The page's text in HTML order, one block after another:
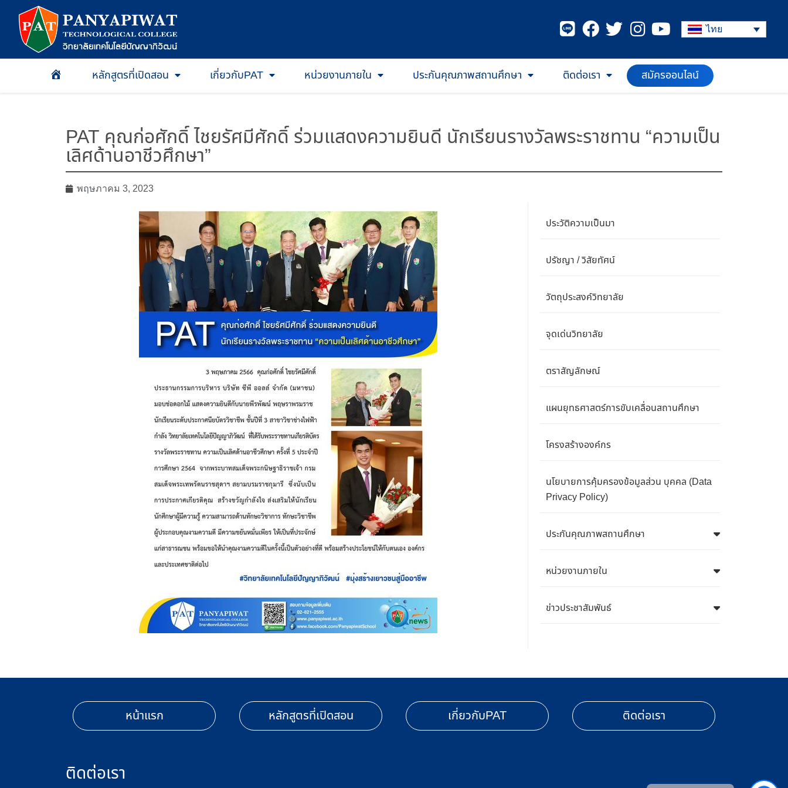
ไทย
หน้าเเรก
หลักสูตรที่เปิดสอน เกี่ยวกับPAT หน่วยงานภายใน ประกันคุณภาพสถานศึกษา ติดต่อเรา สมัครออนไลน์
PAT คุณก่อศักดิ์ ไชยรัศมีศักดิ์ ร่วมแสดงความยินดี นักเรียนรางวัลพระราชทาน “ความเป็น
เลิศด้านอาชีวศึกษา”
พฤษภาคม 3, 2023
ประวัติความเป็นมา
ปรัชญา / วิสัยทัศน์
วัตถุประสงค์วิทยาลัย
จุดเด่นวิทยาลัย
ตราสัญลักษณ์
แผนยุทธศาสตร์การขับเคลื่อนสถานศึกษา
โครงสร้างองค์กร
นโยบายการคุ้มครองข้อมูลส่วน บุคคล (Data
Privacy Policy)
ประกันคุณภาพสถานศึกษา
หน่วยงานภายใน
ข่าวประชาสัมพันธ์
หน้าแรก หลักสูตรที่เปิดสอน เกี่ยวกับPAT ติดต่อเรา
ติดต่อเรา